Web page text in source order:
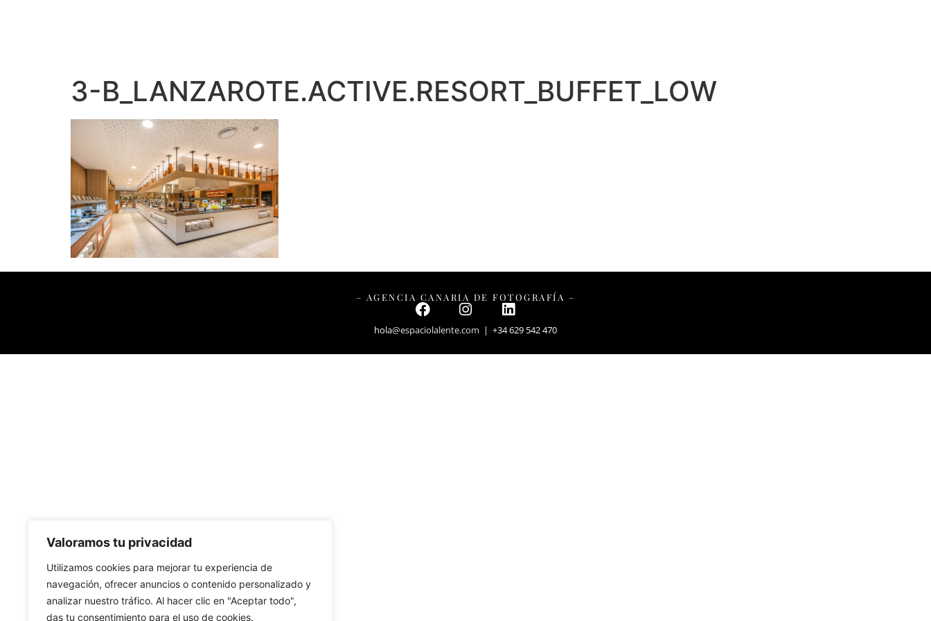
Valoramos tu privacidad
Utilizamos cookies para mejorar tu experiencia de
navegación, ofrecer anuncios o contenido personalizado y
analizar nuestro tráfico. Al hacer clic en "Aceptar todo",
das tu consentimiento para el uso de cookies.
3-B_LANZAROTE.ACTIVE.RESORT_BUFFET_LOW
– AGENCIA CANARIA DE FOTOGRAFÍA –
hola@espaciolalente.com | +34 629 542 470